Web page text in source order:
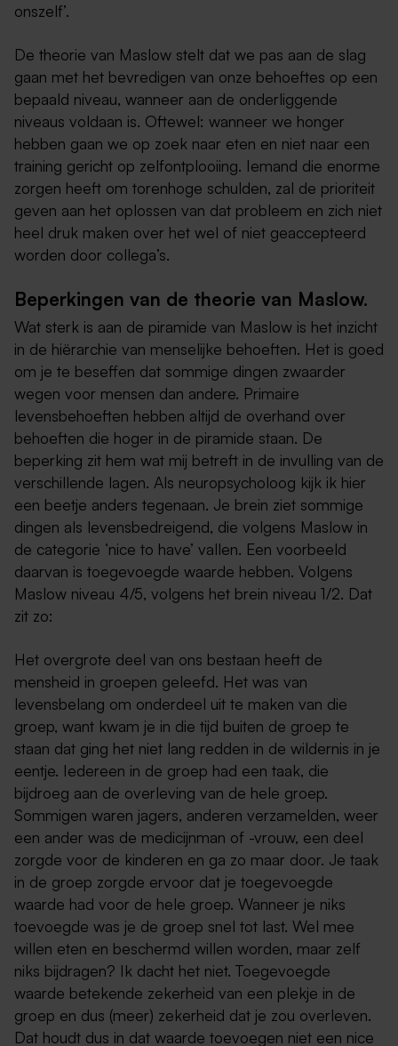
onszelf’.
De theorie van Maslow stelt dat we pas aan de slag
gaan met het bevredigen van onze behoeftes op een
bepaald niveau, wanneer aan de onderliggende
niveaus voldaan is. Oftewel: wanneer we honger
hebben gaan we op zoek naar eten en niet naar een
training gericht op zelfontplooiing. Iemand die enorme
zorgen heeft om torenhoge schulden, zal de prioriteit
geven aan het oplossen van dat probleem en zich niet
heel druk maken over het wel of niet geaccepteerd
worden door collega’s.
Beperkingen van de theorie van Maslow.
Wat sterk is aan de piramide van Maslow is het inzicht
in de hiërarchie van menselijke behoeften. Het is goed
om je te beseffen dat sommige dingen zwaarder
wegen voor mensen dan andere. Primaire
levensbehoeften hebben altijd de overhand over
behoeften die hoger in de piramide staan. De
beperking zit hem wat mij betreft in de invulling van de
verschillende lagen. Als neuropsycholoog kijk ik hier
een beetje anders tegenaan. Je brein ziet sommige
dingen als levensbedreigend, die volgens Maslow in
de categorie ‘nice to have’ vallen. Een voorbeeld
daarvan is toegevoegde waarde hebben. Volgens
Maslow niveau 4/5, volgens het brein niveau 1/2. Dat
zit zo:
Het overgrote deel van ons bestaan heeft de
mensheid in groepen geleefd. Het was van
levensbelang om onderdeel uit te maken van die
groep, want kwam je in die tijd buiten de groep te
staan dat ging het niet lang redden in de wildernis in je
eentje. Iedereen in de groep had een taak, die
bijdroeg aan de overleving van de hele groep.
Sommigen waren jagers, anderen verzamelden, weer
een ander was de medicijnman of -vrouw, een deel
zorgde voor de kinderen en ga zo maar door. Je taak
in de groep zorgde ervoor dat je toegevoegde
waarde had voor de hele groep. Wanneer je niks
toevoegde was je de groep snel tot last. Wel mee
willen eten en beschermd willen worden, maar zelf
niks bijdragen? Ik dacht het niet. Toegevoegde
waarde betekende zekerheid van een plekje in de
groep en dus (meer) zekerheid dat je zou overleven.
Dat houdt dus in dat waarde toevoegen niet een nice